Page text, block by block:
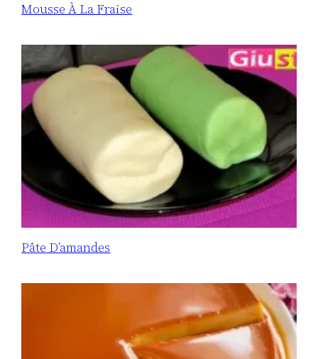
Mousse À La Fraise
Pâte D’amandes